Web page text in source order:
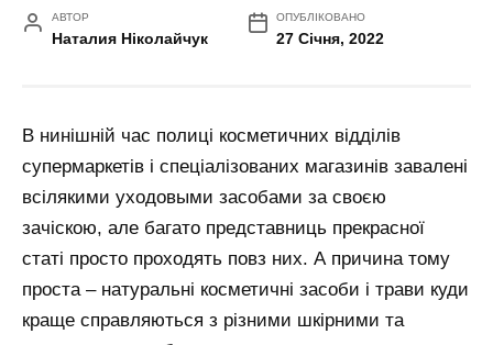
АВТОР
Наталия Ніколайчук
ОПУБЛІКОВАНО
27 Січня, 2022
В нинішній час полиці косметичних відділів
супермаркетів і спеціалізованих магазинів завалені
всілякими уходовыми засобами за своєю
зачіскою, але багато представниць прекрасної
статі просто проходять повз них. А причина тому
проста – натуральні косметичні засоби і трави куди
краще справляються з різними шкірними та